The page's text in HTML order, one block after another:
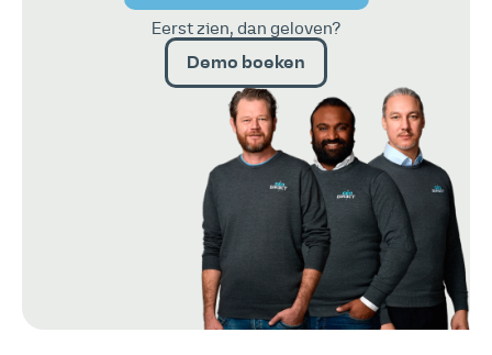
Eerst zien, dan geloven?
Demo boeken